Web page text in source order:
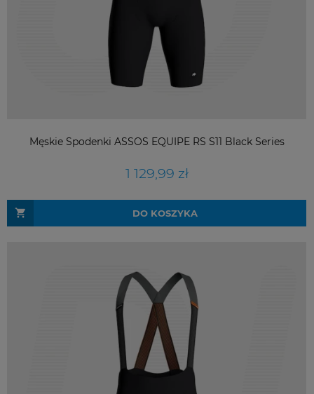
Męskie Spodenki ASSOS EQUIPE RS S11 Black Series
1 129,99 zł
DO KOSZYKA